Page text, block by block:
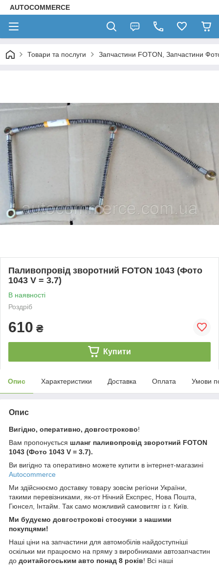
AUTOCOMMERCE
Товари та послуги Запчастини FOTON, Запчастини
Паливопровід зворотний FOTON 1043 (Фото
1043 V = 3.7)
В наявності
Роздріб
610 ₴
Купити
Опис Характеристики Доставка Оплата Умови
Опис
Вигідно, оперативно, довгостроково!
Вам пропонується шланг паливопровід зворотний FOTON
1043 (Фото 1043 V = 3.7).
Ви вигідно та оперативно можете купити в інтернет-магазині
Autocommerce
Ми здійснюємо доставку товару зовсім регіони України,
такими перевізниками, як-от Нічний Експрес, Нова Пошта,
Гюнсел, Інтайм. Так само можливий самовитяг із г. Київ.
Ми будуємо довгострокові стосунки з нашими
покупцями!
Наші ціни на запчастини для автомобілів найдоступніші
оскільки ми працюємо на пряму з виробниками автозапчастин
до доитайогоським авто понад 8 років! Всі наші